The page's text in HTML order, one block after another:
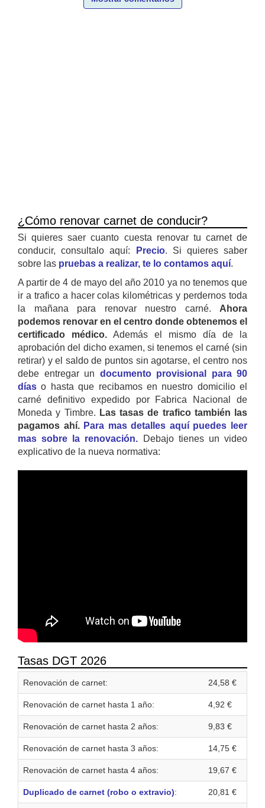
¿Cómo renovar carnet de conducir?
Si quieres saer cuanto cuesta renovar tu carnet de
conducir, consultalo aquí:
Precio. Si quieres saber
sobre las pruebas a realizar, te lo contamos aquí.
A partir de 4 de mayo del año 2010 ya no tenemos que
ir a trafico a hacer colas kilométricas y perdernos toda
la mañana para renovar nuestro carné. Ahora
podemos renovar en el centro donde obtenemos el
certificado médico. Además el mismo día de la
aprobación del dicho examen, si tenemos el carné (sin
retirar) y el saldo de puntos sin agotarse, el centro nos
debe entregar un documento provisional para 90
días o hasta que recibamos en nuestro domicilio el
carné definitivo expedido por Fabrica Nacional de
Moneda y Timbre. Las tasas de trafico también las
pagamos ahí. Para mas detalles aquí puedes leer
mas sobre la renovación. Debajo tienes un video
explicativo de la nueva normativa:
Tasas DGT 2026
Renovación de carnet: 24,58 €
Renovación de carnet hasta 1 año: 4,92 €
Renovación de carnet hasta 2 años: 9,83 €
Renovación de carnet hasta 3 años: 14,75 €
Renovación de carnet hasta 4 años: 19,67 €
Duplicado de carnet (robo o extravio): 20,81 €